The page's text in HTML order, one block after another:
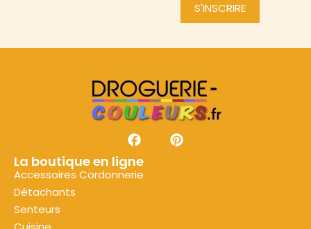
S'INSCRIRE
La boutique en ligne
Accessoires Cordonnerie
Détachants
Senteurs